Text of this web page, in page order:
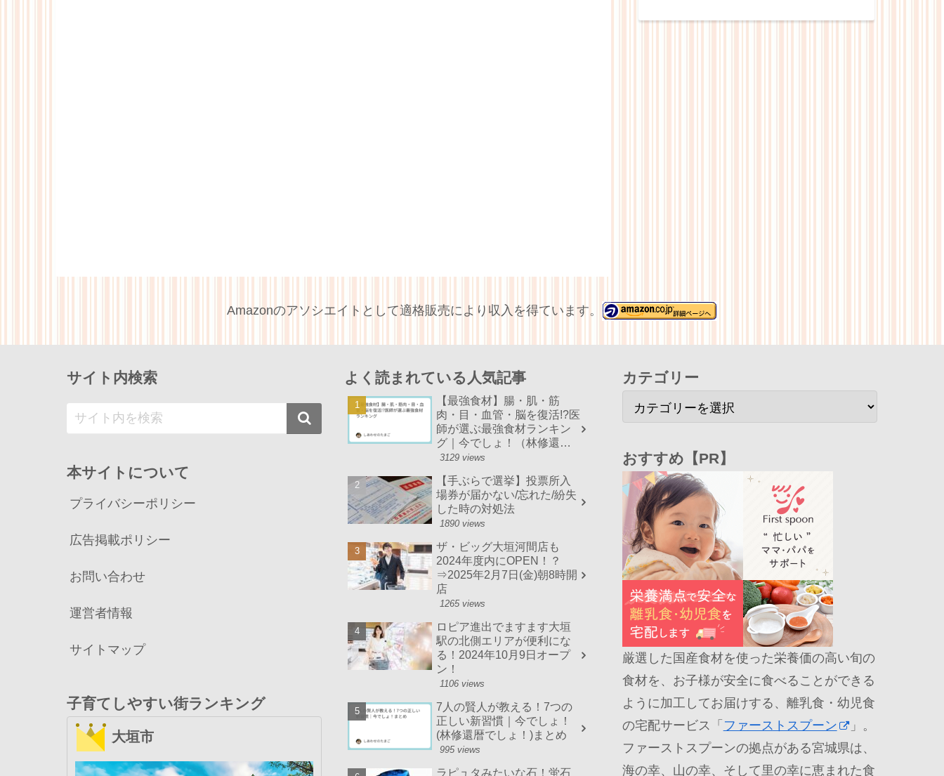
として寝具4点が紹介...
Amazonのアソシエイトとして適格販売により収入を得ています。
サイト内検索
本サイトについて
プライバシーポリシー
広告掲載ポリシー
お問い合わせ
運営者情報
サイトマップ
子育てしやすい街ランキング
大垣市
よく読まれている人気記事
【最強食材】腸・肌・筋
肉・目・血管・脳を復活!?医
師が選ぶ最強食材ランキン
グ｜今でしょ！（林修還暦
でしょ！）まとめ
3129 views
【手ぶらで選挙】投票所入
場券が届かない/忘れた/紛失
した時の対処法
1890 views
ザ・ビッグ大垣河間店も
2024年度内にOPEN！？
⇒2025年2月7日(金)朝8時開
店
1265 views
ロピア進出でますます大垣
駅の北側エリアが便利にな
る！2024年10月9日オープ
ン！
1106 views
7人の賢人が教える！7つの
正しい新習慣｜今でしょ！
(林修還暦でしょ！)まとめ
995 views
ラピュタみたいな石！蛍石
カテゴリー
おすすめ【PR】
厳選した国産食材を使った栄養価の高い旬の
食材を、お子様が安全に食べることができる
ように加工してお届けする、離乳食・幼児食
の宅配サービス「 ファーストスプーン
」。
ファーストスプーンの拠点がある宮城県は、
海の幸、山の幸、そして里の幸に恵まれた食